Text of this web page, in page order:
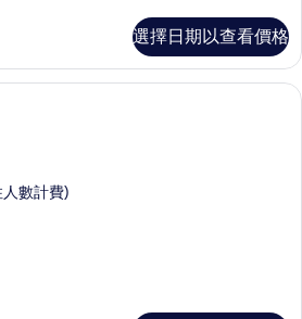
選擇日期以查看價格
埃及棉床單、高級寢具、迷你吧、客
數計費)